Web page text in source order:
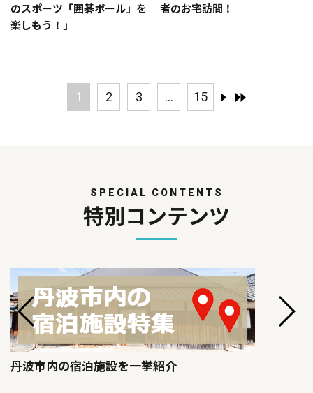
のスポーツ「囲碁ボール」を
楽しもう！」
者のお宅訪問！
1 2 3 ... 15
SPECIAL CONTENTS
特別コンテンツ
丹波市内の宿泊施設を一挙紹介